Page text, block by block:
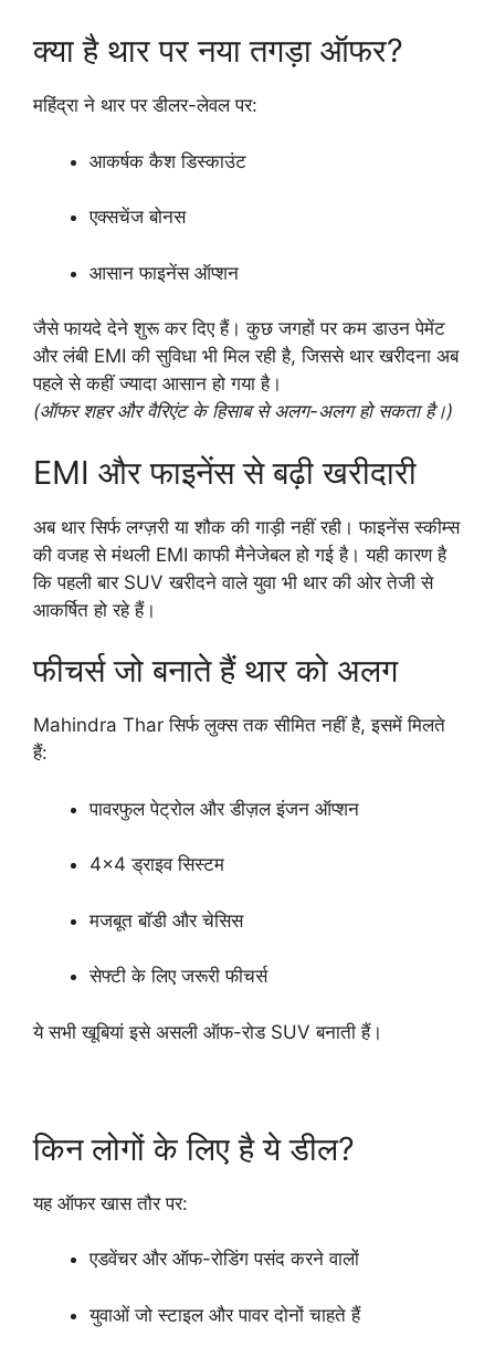
क्या है थार पर नया तगड़ा ऑफर?
महिंद्रा ने थार पर डीलर-लेवल पर:
आकर्षक कैश डिस्काउंट
एक्सचेंज बोनस
आसान फाइनेंस ऑप्शन
जैसे फायदे देने शुरू कर दिए हैं। कुछ जगहों पर कम डाउन पेमेंट
और लंबी EMI की सुविधा भी मिल रही है, जिससे थार खरीदना अब
पहले से कहीं ज्यादा आसान हो गया है।
(ऑफर शहर और वैरिएंट के हिसाब से अलग-अलग हो सकता है।)
EMI और फाइनेंस से बढ़ी खरीदारी
अब थार सिर्फ लग्ज़री या शौक की गाड़ी नहीं रही। फाइनेंस स्कीम्स
की वजह से मंथली EMI काफी मैनेजेबल हो गई है। यही कारण है
कि पहली बार SUV खरीदने वाले युवा भी थार की ओर तेजी से
आकर्षित हो रहे हैं।
फीचर्स जो बनाते हैं थार को अलग
Mahindra Thar सिर्फ लुक्स तक सीमित नहीं है, इसमें मिलते
हैं:
पावरफुल पेट्रोल और डीज़ल इंजन ऑप्शन
4×4 ड्राइव सिस्टम
मजबूत बॉडी और चेसिस
सेफ्टी के लिए जरूरी फीचर्स
ये सभी खूबियां इसे असली ऑफ-रोड SUV बनाती हैं।
किन लोगों के लिए है ये डील?
यह ऑफर खास तौर पर:
एडवेंचर और ऑफ-रोडिंग पसंद करने वालों
युवाओं जो स्टाइल और पावर दोनों चाहते हैं